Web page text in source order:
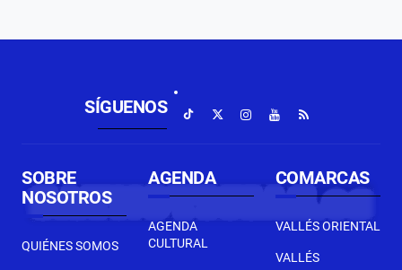
SÍGUENOS
SOBRE
NOSOTROS
QUIÉNES SOMOS
AGENDA
AGENDA
CULTURAL
COMARCAS
VALLÉS ORIENTAL
VALLÉS